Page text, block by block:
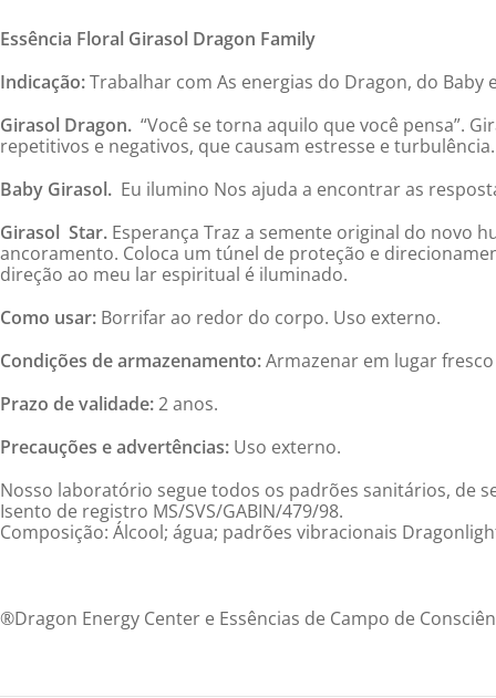
Essência Floral Girasol Dragon Family
Indicação:Trabalhar com As energias do Dragon, do Baby
Girasol Dragon. “Você se torna aquilo que você pensa”.
repetitivos e negativos, que causam estresse e
Baby Girasol. Eu ilumino Nos ajuda a encontrar as
Girasol Star. Esperança Traz a semente original do novo
ancoramento. Coloca um túnel de proteção e
direção ao meu lar espiritual é iluminado.
Como usar: Borrifar ao redor do corpo. Uso externo.
Condições de armazenamento:Armazenar em lugar
Prazo de validade:2 anos.
Precauções e advertências: Uso externo.
Nosso laboratório segue todos os padrões sanitários, de
Isento de registro MS/SVS/GABIN/479/98.
Composição: Álcool; água; padrões vibracionais
®️Dragon Energy Center e Essências de Campo de